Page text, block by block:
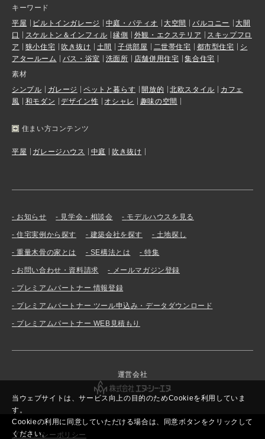
当ウェブサイトは、サービス向上の目的のためCookieを利用していま
す。
Cookieの利用に同意していただける場合は、同意ボタンをクリックして
ください。
キーワード
平屋
ビルトインガレージ 中庭・パティオ 大空間 バルコニー
大開
口
スケルトン＆インフィル 縁側 外観・エクステリア
スキップフロ
ア
狭小住宅 吹き抜け 土間 子供部屋 二世帯住宅 都市型住宅
シ
アタールーム
バス・浴室 洗面所 店舗併用住宅
集合住宅
素材
シンプル
ガレージ ペットと暮らす 開放的 北欧スタイル
カフェ
風
和モダン デザイン性 オシャレ 趣味の空間
住まい方コンテンツ
平屋 ガレージハウス 中庭 吹き抜け
お知らせ 見学会・相談会 モデルハウスを見る
住宅実例から探す 建築会社を探す 土地探し
重量木骨の家とは SE構法とは 特集
お問い合わせ・資料請求 メールマガジン登録
プレミアムパートナー 情報登録
プレミアムパートナー ツール申込み・データダウンロード
プレミアムパートナー WEB見積もり
運営会社
プライバシーポリシー